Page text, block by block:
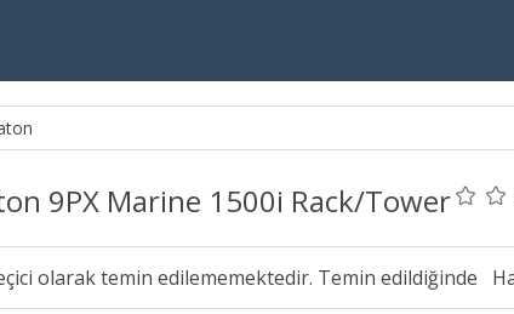
9PX Marine 1500i Rack/Tower
olarak temin edilememektedir. Temin edildiğinde